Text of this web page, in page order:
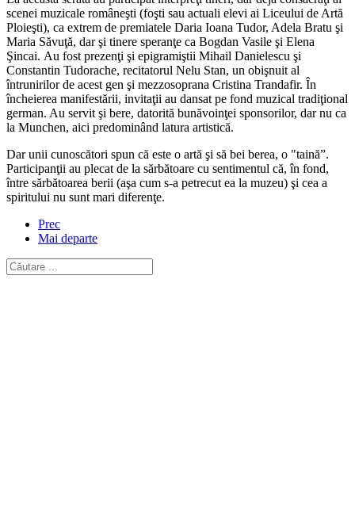
scenei muzicale româneşti (foşti sau actuali elevi ai Liceului de Artă
Ploieşti), ca extrem de premiatele Daria Ioana Tudor, Adela Bratu şi
Maria Săvuţă, dar şi tinere speranţe ca Bogdan Vasile şi Elena
Şincai. Au fost prezenţi şi epigramiştii Mihail Danielescu şi
Constantin Tudorache, recitatorul Nelu Stan, un obişnuit al
întrunirilor de acest gen şi mezzosoprana Cristina Trandafir. În
încheierea manifestării, invitaţii au dansat pe fond muzical tradiţional
german. Au servit şi bere, datorită bunăvoinţei sponsorilor, dar nu ca
la Munchen, aici predominând latura artistică.
Dar unii cunoscători spun că este o artă şi să bei berea, o "taină”.
Participanţii au plecat de la sărbătoare cu sentimentul că, în fond,
între sărbătoarea berii (aşa cum s-a petrecut ea la muzeu) şi cea a
spiritului nu sunt mari diferenţe.
Prec
Mai departe